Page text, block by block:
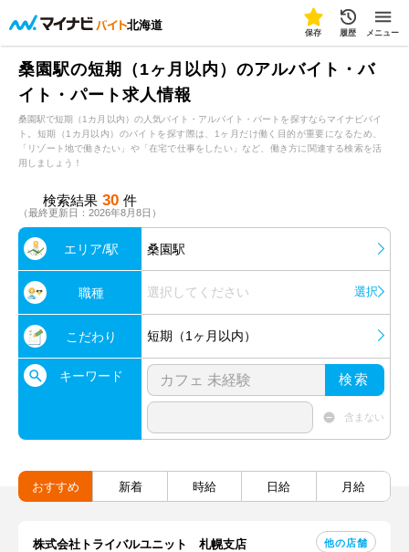
北海道
保存 履歴 メニュー
桑園駅の短期（1ヶ月以内）のアルバイト・バ
イト・パート求人情報
桑園駅で短期（1カ月以内）の人気バイト・アルバイト・パートを探すならマイナビバイ
ト。短期（1カ月以内）のバイトを探す際は、1ヶ月だけ働く目的が重要になるため、
「リゾート地で働きたい」や「在宅で仕事をしたい」など、働き方に関連する検索を活
用しましょう！
検索結果 30 件
（最終更新日：2026年8月8日）
エリア/駅 桑園駅
職種 選択してください 選択
こだわり 短期（1ヶ月以内）
キーワード 検索
含まない
おすすめ 新着 時給 日給 月給
株式会社トライバルユニット 札幌支店 他の店舗